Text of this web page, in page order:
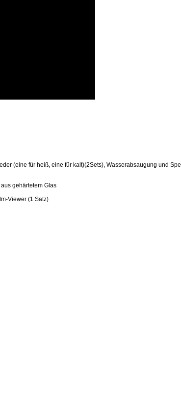
(eine für heiß, eine für kalt)(2Sets), Wasserabsaugung und
gehärtetem Glas
Viewer (1 Satz)